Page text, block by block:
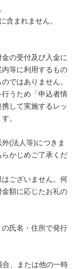
含まれません。
の受付及び入金に
等に利用するもの
ではありません。
うため「申込者情
して実施するレッ
。
(法人等)につきま
かじめご了承くだ
ございません。何
額に応じたお礼の
氏名・住所で発行
、または他の一時